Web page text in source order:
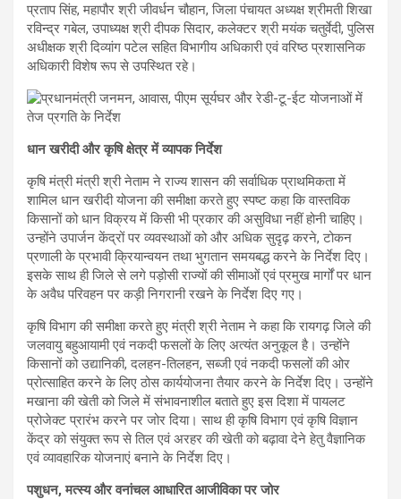
प्रताप सिंह, महापौर श्री जीवर्धन चौहान, जिला पंचायत अध्यक्ष श्रीमती शिखा
रविन्द्र गबेल, उपाध्यक्ष श्री दीपक सिदार, कलेक्टर श्री मयंक चतुर्वेदी, पुलिस
अधीक्षक श्री दिव्यांग पटेल सहित विभागीय अधिकारी एवं वरिष्ठ प्रशासनिक
अधिकारी विशेष रूप से उपस्थित रहे।
धान खरीदी और कृषि क्षेत्र में व्यापक निर्देश
कृषि मंत्री मंत्री श्री नेताम ने राज्य शासन की सर्वाधिक प्राथमिकता में
शामिल धान खरीदी योजना की समीक्षा करते हुए स्पष्ट कहा कि वास्तविक
किसानों को धान विक्रय में किसी भी प्रकार की असुविधा नहीं होनी चाहिए।
उन्होंने उपार्जन केंद्रों पर व्यवस्थाओं को और अधिक सुदृढ़ करने, टोकन
प्रणाली के प्रभावी क्रियान्वयन तथा भुगतान समयबद्ध करने के निर्देश दिए।
इसके साथ ही जिले से लगे पड़ोसी राज्यों की सीमाओं एवं प्रमुख मार्गों पर धान
के अवैध परिवहन पर कड़ी निगरानी रखने के निर्देश दिए गए।
कृषि विभाग की समीक्षा करते हुए मंत्री श्री नेताम ने कहा कि रायगढ़ जिले की
जलवायु बहुआयामी एवं नकदी फसलों के लिए अत्यंत अनुकूल है। उन्होंने
किसानों को उद्यानिकी, दलहन-तिलहन, सब्जी एवं नकदी फसलों की ओर
प्रोत्साहित करने के लिए ठोस कार्ययोजना तैयार करने के निर्देश दिए। उन्होंने
मखाना की खेती को जिले में संभावनाशील बताते हुए इस दिशा में पायलट
प्रोजेक्ट प्रारंभ करने पर जोर दिया। साथ ही कृषि विभाग एवं कृषि विज्ञान
केंद्र को संयुक्त रूप से तिल एवं अरहर की खेती को बढ़ावा देने हेतु वैज्ञानिक
एवं व्यावहारिक योजनाएं बनाने के निर्देश दिए।
पशुधन, मत्स्य और वनांचल आधारित आजीविका पर जोर